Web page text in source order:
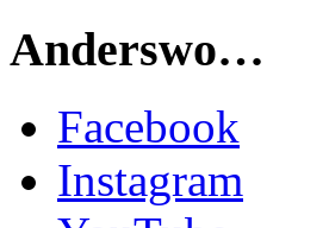
Anderswo…
Facebook
Instagram